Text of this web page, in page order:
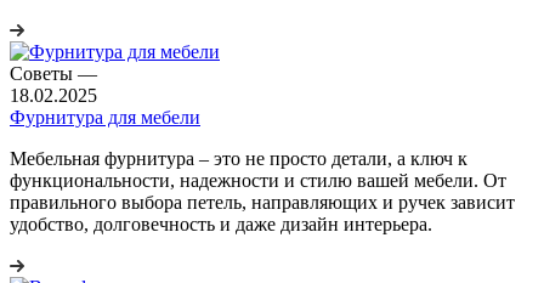
Советы —
18.02.2025
Фурнитура для мебели
Мебельная фурнитура – это не просто детали, а ключ к
функциональности, надежности и стилю вашей мебели. От
правильного выбора петель, направляющих и ручек зависит
удобство, долговечность и даже дизайн интерьера.